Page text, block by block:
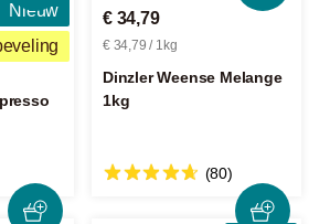
Nieuw
54,00 € 34,79
€ 34,79 / 1kg
Dinzler Weense Melange
1kg
(80)